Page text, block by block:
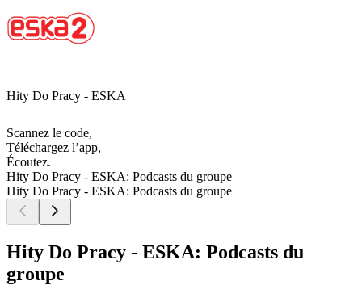
Hity Do Pracy - ESKA
Scannez le code,
Téléchargez l’app,
Écoutez.
Hity Do Pracy - ESKA: Podcasts du groupe
Hity Do Pracy - ESKA: Podcasts du groupe
Hity Do Pracy - ESKA: Podcasts du
groupe